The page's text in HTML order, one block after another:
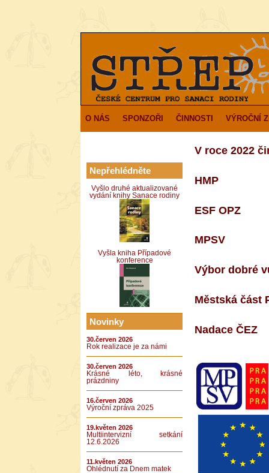
O NÁS SPONZOŘI ČINNOSTI VÝROČNÍ
Nepřehlédněte
Vyšlo druhé aktualizované
vydání knihy Sanace rodiny
Vyšla kniha Případové
konference
Novinky
30.červen 2026
Rok realizace je za námi
30.červen 2026
Krásné léto, krásné
prázdniny
16.červen 2026
Výroční zpráva 2025
19.květen 2026
Multiintervizní setkání
12.6.2026
11.květen 2026
Ohlédnutí za Dnem matek
V roce 2022
HMP
ESF OPZ
MPSV
Výbor dobré
Městská část
Nadace ČEZ